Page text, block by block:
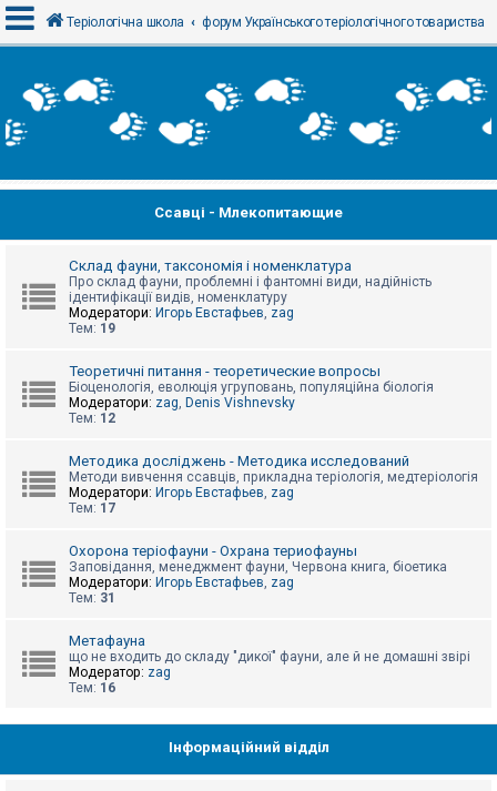
х
і
т
р
а
б
е
д
п
о
е
й
А
и
Теріологічна школа форум Українського теріологічного товариства
Ссавці - Млекопитающие
Склад фауни, таксономія і номенклатура
Про склад фауни, проблемні і фантомні види, надійність
ідентифікації видів, номенклатуру
Модератори: Игорь Евстафьев, zag
Тем: 19
Теоретичні питання - теоретические вопросы
Біоценологія, еволюція угруповань, популяційна біологія
Модератори: zag, Denis Vishnevsky
Тем: 12
Методика досліджень - Методика исследований
Методи вивчення ссавців, прикладна теріологія, медтеріологія
Модератори: Игорь Евстафьев, zag
Тем: 17
Охорона теріофауни - Охрана териофауны
Заповідання, менеджмент фауни, Червона книга, біоетика
Модератори: Игорь Евстафьев, zag
Тем: 31
Метафауна
що не входить до складу "дикої" фауни, але й не домашні звірі
Модератор: zag
Тем: 16
Інформаційний відділ